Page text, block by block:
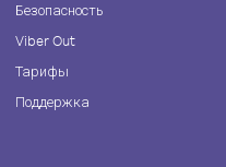
Безопасность
Viber Out
Тарифы
Поддержка